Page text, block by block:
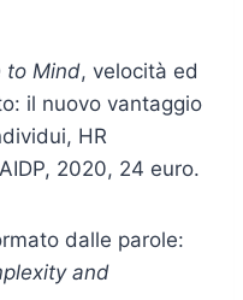
to Mind, velocità ed
il nuovo vantaggio
HR
2020, 24 euro.
dalle parole:
and